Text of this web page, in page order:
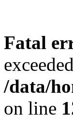
Fatal
/data/
on line